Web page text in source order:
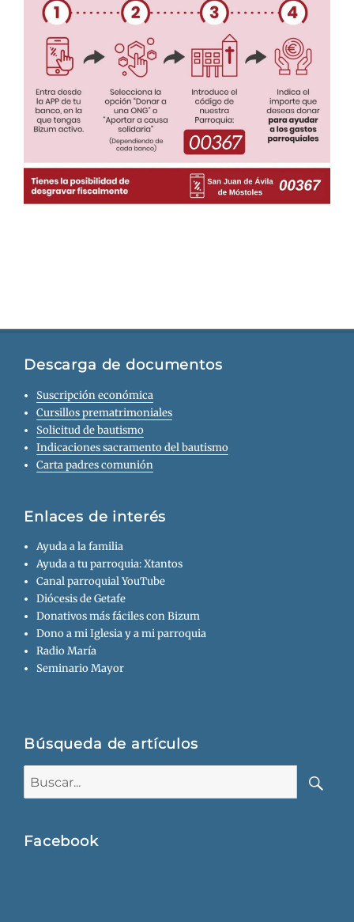
Descarga de documentos
Suscripción económica
Cursillos prematrimoniales
Solicitud de bautismo
Indicaciones sacramento del bautismo
Carta padres comunión
Enlaces de interés
Ayuda a la familia
Ayuda a tu parroquia: Xtantos
Canal parroquial YouTube
Diócesis de Getafe
Donativos más fáciles con Bizum
Dono a mi Iglesia y a mi parroquia
Radio María
Seminario Mayor
Búsqueda de artículos
Facebook